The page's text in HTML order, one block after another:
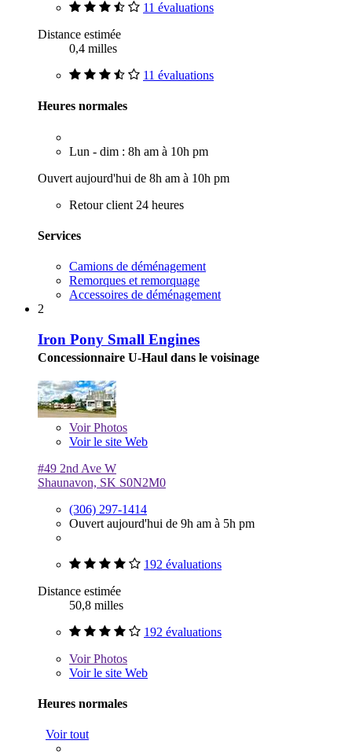
11 évaluations
Distance estimée
0,4 milles
11 évaluations
Heures normales
Lun - dim : 8h am à 10h pm
Ouvert aujourd'hui de 8h am à 10h pm
Retour client 24 heures
Services
Camions de déménagement
Remorques et remorquage
Accessoires de déménagement
2
Iron Pony Small Engines
Concessionnaire U-Haul dans le voisinage
VoirPhotos
Voir le site Web
#49 2nd Ave W
Shaunavon, SK S0N2M0
(306) 297-1414
Ouvert aujourd'hui de 9h am à 5h pm
192 évaluations
Distance estimée
50,8 milles
192 évaluations
VoirPhotos
Voir le site Web
Heures normales
Voir tout